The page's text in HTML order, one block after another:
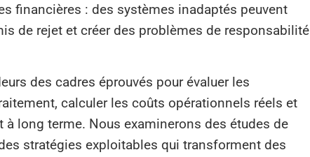
financières : des systèmes inadaptés peuvent
de rejet et créer des problèmes de responsabilité
des cadres éprouvés pour évaluer les
calculer les coûts opérationnels réels et
long terme. Nous examinerons des études de
stratégies exploitables qui transforment des